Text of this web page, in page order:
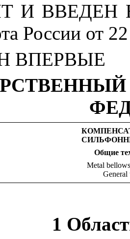
И ВВЕДЕН В
России от
ВПЕРВЫЕ
Общие
Metal
General
1